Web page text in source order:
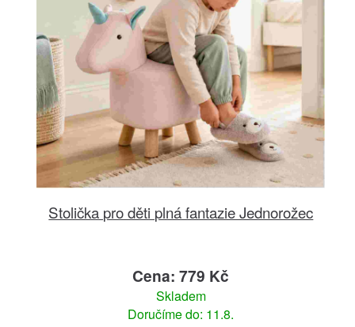
Stolička pro děti plná fantazie Jednorožec
Cena: 779 Kč
Skladem
Doručíme do: 11.8.